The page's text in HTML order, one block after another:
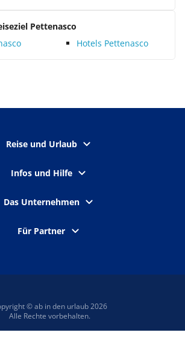
Pettenasco
Hotels Pettenasco
Reise und Urlaub
Infos und Hilfe
Das Unternehmen
Für Partner
© ab in den urlaub 2026
Alle Rechte vorbehalten.